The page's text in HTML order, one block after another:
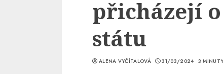
přicházejí
státu
ALENA VYČÍTALOVÁ 31/03/2024 3 MINUTY